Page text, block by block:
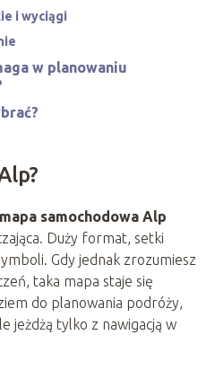
i wyciągi
w planowaniu
mapa samochodowa Alp
Duży format, setki
Gdy jednak zrozumiesz
taka mapa staje się
do planowania podróży,
jeżdżą tylko z nawigacją w